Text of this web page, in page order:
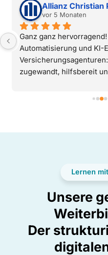
Sabine Ludwig
vor 5 Monaten
Ich bin mit der
strukturiert, praxisnah
Organisation ist
Lernen
Unsere
Der